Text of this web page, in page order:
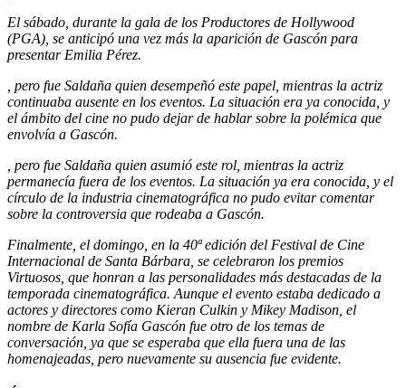
El sábado, durante la gala de los Productores de Hollywood
(PGA), se anticipó una vez más la aparición de Gascón para
presentar Emilia Pérez.
, pero fue Saldaña quien desempeñó este papel, mientras la actriz
continuaba ausente en los eventos. La situación era ya conocida, y
el ámbito del cine no pudo dejar de hablar sobre la polémica que
envolvía a Gascón.
, pero fue Saldaña quien asumió este rol, mientras la actriz
permanecía fuera de los eventos. La situación ya era conocida, y el
círculo de la industria cinematográfica no pudo evitar comentar
sobre la controversia que rodeaba a Gascón.
Finalmente, el domingo, en la 40ª edición del Festival de Cine
Internacional de Santa Bárbara, se celebraron los premios
Virtuosos, que honran a las personalidades más destacadas de la
temporada cinematográfica. Aunque el evento estaba dedicado a
actores y directores como Kieran Culkin y Mikey Madison, el
nombre de Karla Sofía Gascón fue otro de los temas de
conversación, ya que se esperaba que ella fuera una de las
homenajeadas, pero nuevamente su ausencia fue evidente.